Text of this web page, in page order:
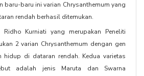
baru-baru ini varian Chrysanthemum yang
rendah berhasil ditemukan.
Ridho Kurniati yang merupakan Peneliti
2 varian Chrysanthemum dengan gen
hidup di dataran rendah. Kedua varietas
adalah jenis Maruta dan Swarna